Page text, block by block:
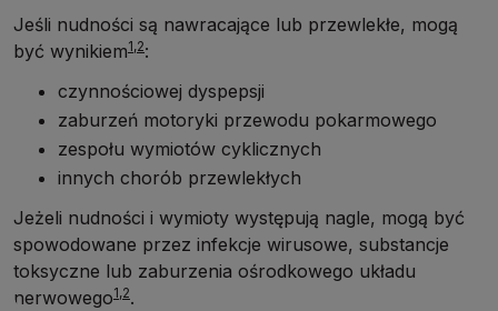
Jeśli nudności są nawracające lub przewlekłe, mogą
być wynikiem1,2:
czynnościowej dyspepsji
zaburzeń motoryki przewodu pokarmowego
zespołu wymiotów cyklicznych
innych chorób przewlekłych
Jeżeli nudności i wymioty występują nagle, mogą być
spowodowane przez infekcje wirusowe, substancje
toksyczne lub zaburzenia ośrodkowego układu
nerwowego1,2.